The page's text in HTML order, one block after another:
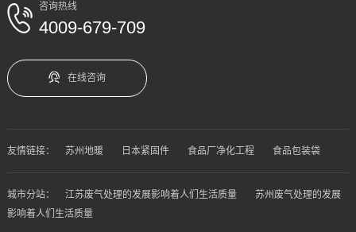
咨询热线
4009-679-709
在线咨询
友情链接： 苏州地暖 日本紧固件 食品厂净化工程 食品包装袋
城市分站： 江苏废气处理的发展影响着人们生活质量
苏州废气处理的发展
影响着人们生活质量